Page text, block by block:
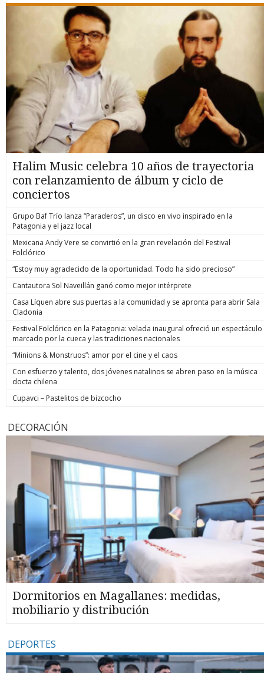
Halim Music celebra 10 años de trayectoria
con relanzamiento de álbum y ciclo de
conciertos
Grupo Baf Trío lanza “Paraderos”, un disco en vivo inspirado en la
Patagonia y el jazz local
Mexicana Andy Vere se convirtió en la gran revelación del Festival
Folclórico
“Estoy muy agradecido de la oportunidad. Todo ha sido precioso”
Cantautora Sol Naveillán ganó como mejor intérprete
Casa Líquen abre sus puertas a la comunidad y se apronta para abrir Sala
Cladonia
Festival Folclórico en la Patagonia: velada inaugural ofreció un espectáculo
marcado por la cueca y las tradiciones nacionales
“Minions & Monstruos”: amor por el cine y el caos
Con esfuerzo y talento, dos jóvenes natalinos se abren paso en la música
docta chilena
Cupavci – Pastelitos de bizcocho
DECORACIÓN
Dormitorios en Magallanes: medidas,
mobiliario y distribución
DEPORTES